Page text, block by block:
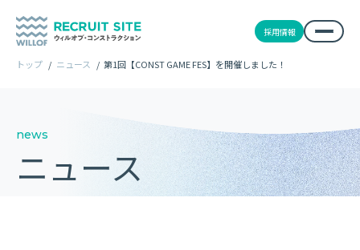
採用情報
トップ / ニュース / 第1回【CONST GAME FES】を開催しました！
news
ニュース